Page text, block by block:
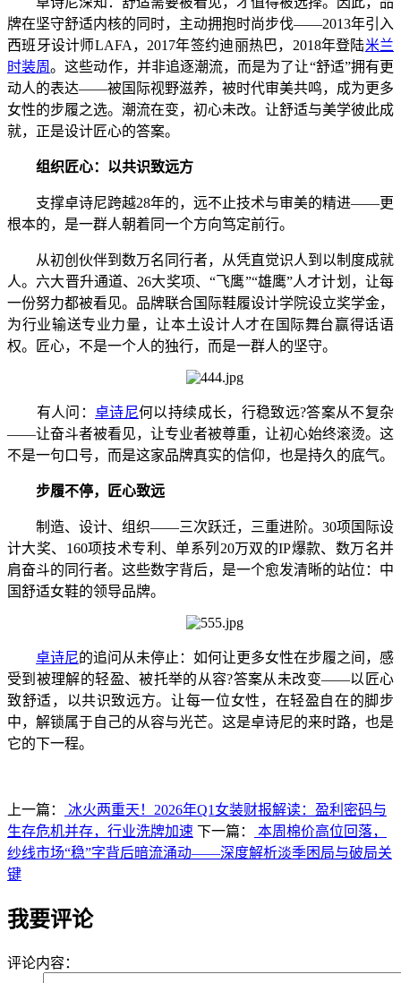
牌在坚守舒适内核的同时，主动拥抱时尚步伐——2013年引入
西班牙设计师LAFA，2017年签约迪丽热巴，2018年登陆米兰
时装周。这些动作，并非追逐潮流，而是为了让“舒适”拥有更
动人的表达——被国际视野滋养，被时代审美共鸣，成为更多
女性的步履之选。潮流在变，初心未改。让舒适与美学彼此成
就，正是设计匠心的答案。
组织匠心：以共识致远方
支撑卓诗尼跨越28年的，远不止技术与审美的精进——更
根本的，是一群人朝着同一个方向笃定前行。
从初创伙伴到数万名同行者，从凭直觉识人到以制度成就
人。六大晋升通道、26大奖项、“飞鹰”“雄鹰”人才计划，让每
一份努力都被看见。品牌联合国际鞋履设计学院设立奖学金，
为行业输送专业力量，让本土设计人才在国际舞台赢得话语
权。匠心，不是一个人的独行，而是一群人的坚守。
有人问：卓诗尼何以持续成长，行稳致远?答案从不复杂
——让奋斗者被看见，让专业者被尊重，让初心始终滚烫。这
不是一句口号，而是这家品牌真实的信仰，也是持久的底气。
步履不停，匠心致远
制造、设计、组织——三次跃迁，三重进阶。30项国际设
计大奖、160项技术专利、单系列20万双的IP爆款、数万名并
肩奋斗的同行者。这些数字背后，是一个愈发清晰的站位：中
国舒适女鞋的领导品牌。
卓诗尼的追问从未停止：如何让更多女性在步履之间，感
受到被理解的轻盈、被托举的从容?答案从未改变——以匠心
致舒适，以共识致远方。让每一位女性，在轻盈自在的脚步
中，解锁属于自己的从容与光芒。这是卓诗尼的来时路，也是
它的下一程。
上一篇：
冰火两重天！2026年Q1女装财报解读：盈利密码与
生存危机并存，行业洗牌加速 下一篇：
本周棉价高位回落，
纱线市场“稳”字背后暗流涌动——深度解析淡季困局与破局关
键
我要评论
评论内容：